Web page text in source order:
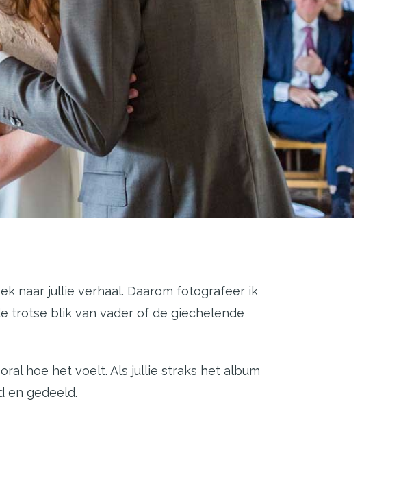
naar jullie verhaal. Daarom fotografeer ik
trotse blik van vader of de giechelende
hoe het voelt. Als jullie straks het album
en gedeeld.